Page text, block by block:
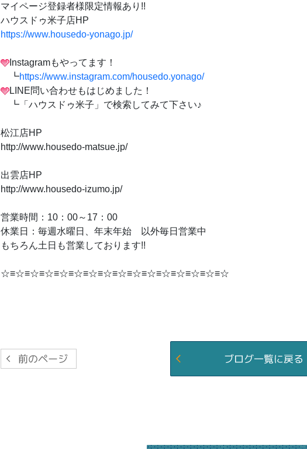
マイページ登録者様限定情報あり!!
ハウスドゥ米子店HP
https://www.housedo-yonago.jp/
Instagramもやってます！
┗https://www.instagram.com/housedo.yonago/
LINE問い合わせもはじめました！
┗「ハウスドゥ米子」で検索してみて下さい♪
松江店HP
http://www.housedo-matsue.jp/
出雲店HP
http://www.housedo-izumo.jp/
営業時間：10：00～17：00
休業日：毎週水曜日、年末年始 以外毎日営業中
もちろん土日も営業しております!!
☆≡☆≡☆≡☆≡☆≡☆≡☆≡☆≡☆≡☆≡☆≡☆≡☆≡☆≡☆≡☆